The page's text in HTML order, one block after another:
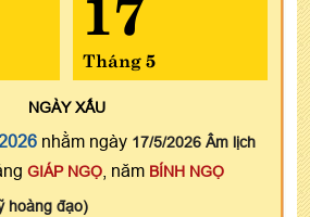
Tháng 5
NGÀYXẤU
nhằm ngày 17/5/2026 Âm lịch
GIÁP NGỌ , năm BÍNH NGỌ
hoàng đạo)